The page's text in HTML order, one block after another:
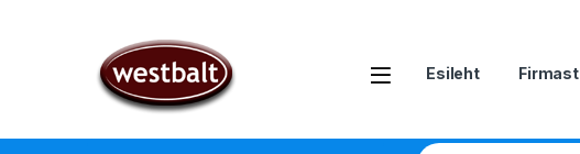
Open Esileht Firmast